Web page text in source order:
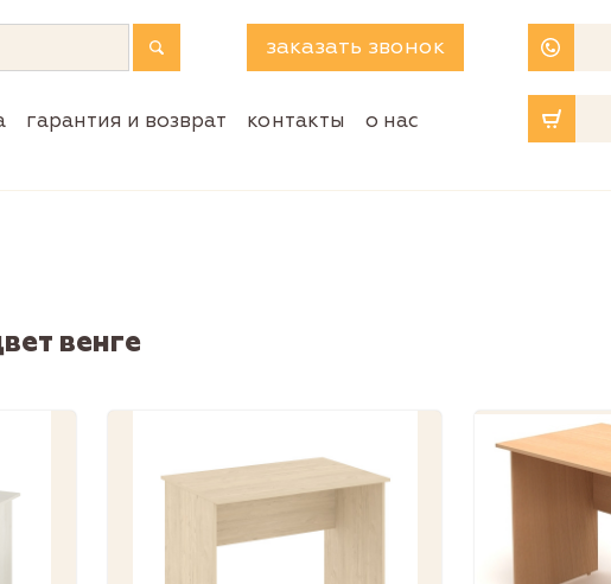
заказать звонок
гарантия и возврат контакты о нас
венге